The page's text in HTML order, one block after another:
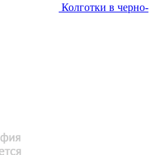
Колготки в черно-